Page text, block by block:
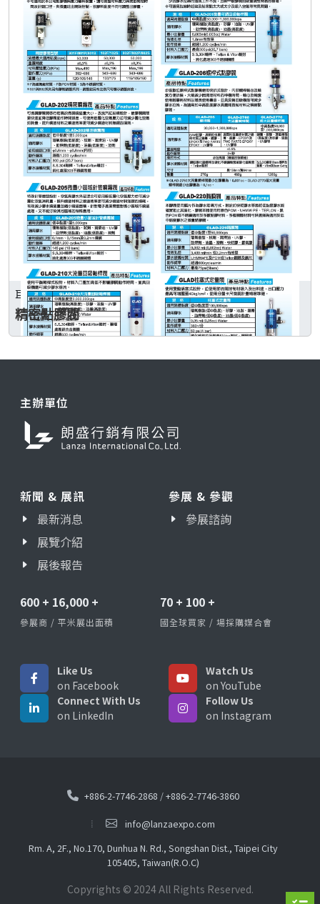
巨祿企業有限公司
精密點膠閥
主辦單位
新聞 & 展訊
最新消息
展覽介紹
展後報告
參展 & 參觀
參展諮詢
600 + 16,000 +
參展商 / 平米展出面積
70 + 100 +
國全球買家 / 場採購媒合會
Like Us
on Facebook
Watch Us
on YouTube
Connect With Us
on LinkedIn
Follow Us
on Instagram
+886-2-7746-2868 /+886-2-7746-3860
info@lanzaexpo.com
Rm. A, 2F., No.170, Dunhua N. Rd., Songshan Dist., Taipei City
105405, Taiwan(R.O.C)
Copyrights © 2024 All Rights Reserved.